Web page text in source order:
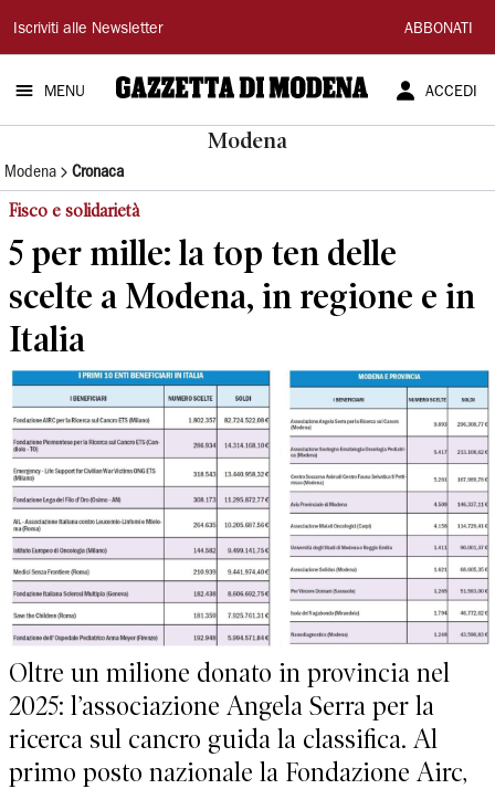
Gazzetta
di
Modena
Iscriviti alle Newsletter ABBONATI
MENU ACCEDI
Modena
Modena Cronaca
Fisco e solidarietà
5 per mille: la top ten delle
scelte a Modena, in regione e in
Italia
Oltre un milione donato in provincia nel
2025: l’associazione Angela Serra per la
ricerca sul cancro guida la classifica. Al
primo posto nazionale la Fondazione Airc,